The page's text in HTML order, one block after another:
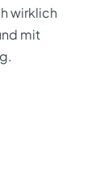
wirklich
mit